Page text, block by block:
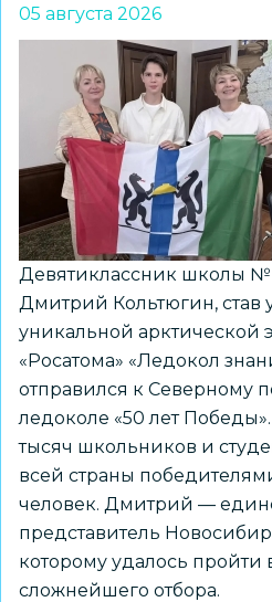
05 августа 2026
Девятиклассник школы №
Дмитрий Кольтюгин, став
уникальной арктической
«Росатома» «Ледокол
отправился к Северному
ледоколе «50 лет
тысяч школьников и
всей страны
человек. Дмитрий —
представитель
которому удалось пройти
сложнейшего отбора.